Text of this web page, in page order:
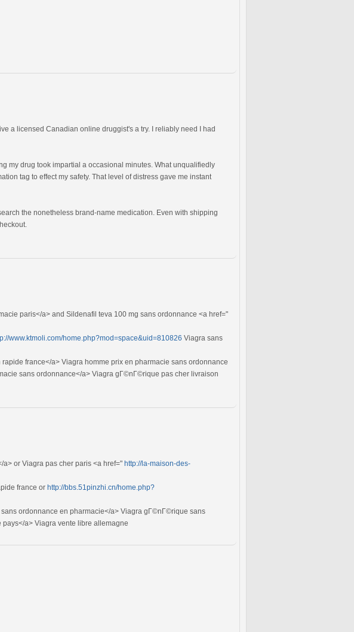
a licensed Canadian online druggist's a try. I reliably need I had
my drug took impartial a occasional minutes. What unqualifiedly
tag to effect my safety. That level of distress gave me instant
the nonetheless brand-name medication. Even with shipping
paris</a> and Sildenafil teva 100 mg sans ordonnance <a href="
www.ktmoli.com/home.php?mod=space&uid=810826 Viagra sans
france</a> Viagra homme prix en pharmacie sans ordonnance
sans ordonnance</a> Viagra gГ©nГ©rique pas cher livraison
a> or Viagra pas cher paris <a href=" http://la-maison-des-
france or http://bbs.51pinzhi.cn/home.php?
ordonnance en pharmacie</a> Viagra gГ©nГ©rique sans
pays</a> Viagra vente libre allemagne